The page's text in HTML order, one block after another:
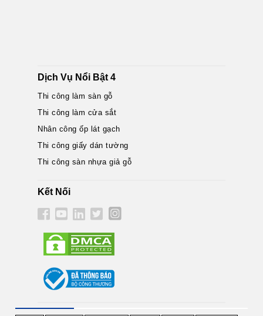
Dịch Vụ Nổi Bật 4
Thi công làm sàn gỗ
Thi công làm cửa sắt
Nhân công ốp lát gạch
Thi công giấy dán tường
Thi công sàn nhựa giả gỗ
Kết Nối